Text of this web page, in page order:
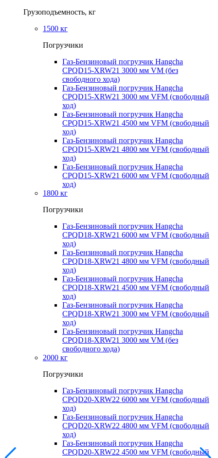
Грузоподъемность, кг
1500 кг
Погрузчики
Газ-Бензиновый погрузчик Hangcha
CPQD15-XRW21 3000 мм VM (без
свободного хода)
Газ-Бензиновый погрузчик Hangcha
CPQD15-XRW21 3000 мм VFM (свободный
ход)
Газ-Бензиновый погрузчик Hangcha
CPQD15-XRW21 4500 мм VFM (свободный
ход)
Газ-Бензиновый погрузчик Hangcha
CPQD15-XRW21 4800 мм VFM (свободный
ход)
Газ-Бензиновый погрузчик Hangcha
CPQD15-XRW21 6000 мм VFM (свободный
ход)
1800 кг
Погрузчики
Газ-Бензиновый погрузчик Hangcha
CPQD18-XRW21 6000 мм VFM (свободный
ход)
Газ-Бензиновый погрузчик Hangcha
CPQD18-XRW21 4800 мм VFM (свободный
ход)
Газ-Бензиновый погрузчик Hangcha
CPQD18-XRW21 4500 мм VFM (свободный
ход)
Газ-Бензиновый погрузчик Hangcha
CPQD18-XRW21 3000 мм VFM (свободный
ход)
Газ-Бензиновый погрузчик Hangcha
CPQD18-XRW21 3000 мм VM (без
свободного хода)
2000 кг
Погрузчики
Газ-Бензиновый погрузчик Hangcha
CPQD20-XRW22 6000 мм VFM (свободный
ход)
Газ-Бензиновый погрузчик Hangcha
CPQD20-XRW22 4800 мм VFM (свободный
ход)
Газ-Бензиновый погрузчик Hangcha
CPQD20-XRW22 4500 мм VFM (свободный